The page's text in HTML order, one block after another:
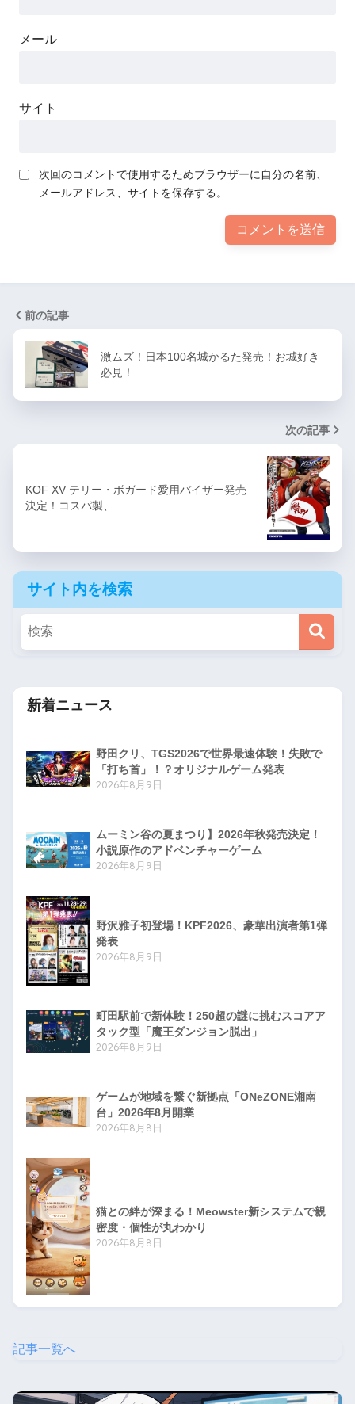
メール
サイト
次回のコメントで使用するためブラウザーに自分の名前、
メールアドレス、サイトを保存する。
前の記事
激ムズ！日本100名城かるた発売！お城好き
必見！
次の記事
KOF XV テリー・ボガード愛用バイザー発売
決定！コスパ製、…
サイト内を検索
新着ニュース
野田クリ、TGS2026で世界最速体験！失敗で
「打ち首」！？オリジナルゲーム発表
2026年8月9日
ムーミン谷の夏まつり】2026年秋発売決定！
小説原作のアドベンチャーゲーム
2026年8月9日
野沢雅子初登場！KPF2026、豪華出演者第1弾
発表
2026年8月9日
町田駅前で新体験！250超の謎に挑むスコアア
タック型「魔王ダンジョン脱出」
2026年8月9日
ゲームが地域を繋ぐ新拠点「ONeZONE湘南
台」2026年8月開業
2026年8月8日
猫との絆が深まる！Meowster新システムで親
密度・個性が丸わかり
2026年8月8日
記事一覧へ